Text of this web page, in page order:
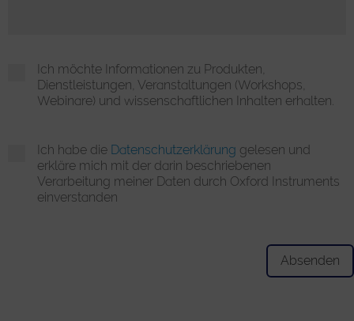
Ich möchte Informationen zu Produkten,
Dienstleistungen, Veranstaltungen (Workshops,
Webinare) und wissenschaftlichen Inhalten erhalten.
Ich habe die Datenschutzerklärung gelesen und
erkläre mich mit der darin beschriebenen
Verarbeitung meiner Daten durch Oxford Instruments
einverstanden